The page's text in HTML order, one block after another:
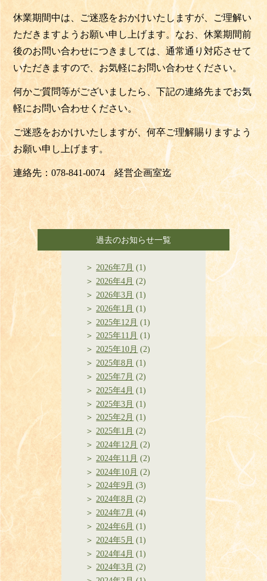
休業期間中は、ご迷惑をおかけいたしますが、 ご理解い
ただきますようお願い申し上げます。なお、休業期間前
後のお問い合わせにつきましては、通常通り対応させて
いただきますので、 お気軽にお問い合わせください。
何かご質問等がございましたら、下記の連絡先までお気
軽にお問い合わせください。
ご迷惑をおかけいたしますが、何卒ご理解賜りますよう
お願い申し上げます。
連絡先：078-841-0074経営企画室迄
過去のお知らせ一覧
2026年7月 (1)
2026年4月 (2)
2026年3月 (1)
2026年1月 (1)
2025年12月 (1)
2025年11月 (1)
2025年10月 (2)
2025年8月 (1)
2025年7月 (2)
2025年4月 (1)
2025年3月 (1)
2025年2月 (1)
2025年1月 (2)
2024年12月 (2)
2024年11月 (2)
2024年10月 (2)
2024年9月 (3)
2024年8月 (2)
2024年7月 (4)
2024年6月 (1)
2024年5月 (1)
2024年4月 (1)
2024年3月 (2)